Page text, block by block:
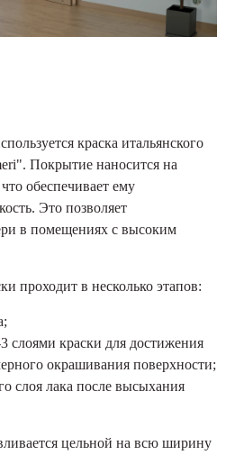
краска итальянского
Покрытие наносится на
обеспечивает ему
Это позволяет
в помещениях с высоким
проходит в несколько этапов:
слоями краски для достижения
окрашивания поверхности;
слоя лака после высыхания
цельной на всю ширину